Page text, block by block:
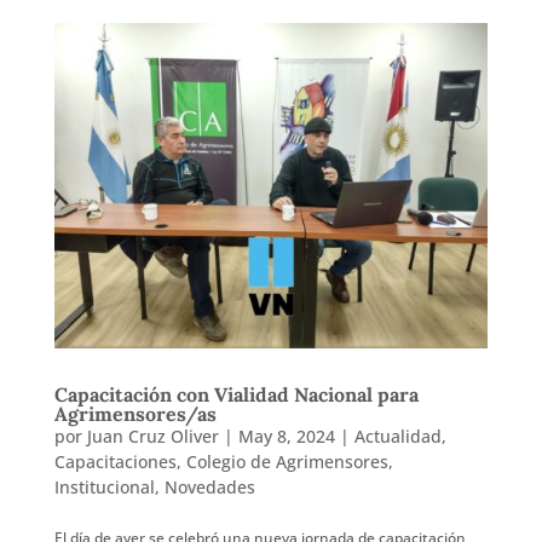
Capacitación con Vialidad Nacional para
Agrimensores/as
por Juan Cruz Oliver| May 8, 2024| Actualidad,
Capacitaciones, Colegio de Agrimensores,
Institucional, Novedades